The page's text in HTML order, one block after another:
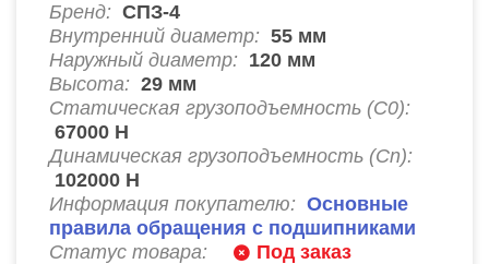
Бренд: СПЗ-4
Внутренний диаметр: 55 мм
Наружный диаметр: 120 мм
Высота: 29 мм
Статическая грузоподъемность (C0):
67000 Н
Динамическая грузоподъемность (Cn):
102000 Н
Информация покупателю: Основные
правила обращения с подшипниками
Статус товара:
Под заказ